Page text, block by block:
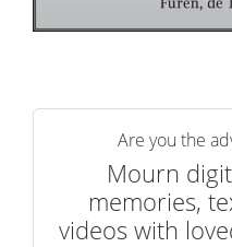
Are you the
Mourn
memories,
videos with